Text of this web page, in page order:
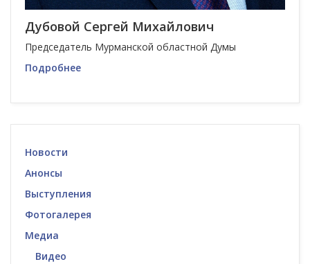
Дубовой Сергей Михайлович
Председатель Мурманской областной Думы
Подробнее
Новости
Анонсы
Выступления
Фотогалерея
Медиа
Видео